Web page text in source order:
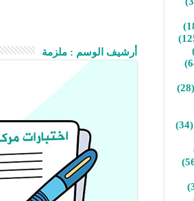
أرشيف الوسم : ملزمة
(28)
(34)